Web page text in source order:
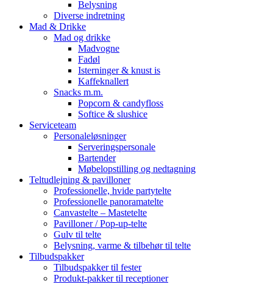
Belysning
Diverse indretning
Mad & Drikke
Mad og drikke
Madvogne
Fadøl
Isterninger & knust is
Kaffeknallert
Snacks m.m.
Popcorn & candyfloss
Softice & slushice
Serviceteam
Personaleløsninger
Serveringspersonale
Bartender
Møbelopstilling og nedtagning
Teltudlejning & pavilloner
Professionelle, hvide partytelte
Professionelle panoramatelte
Canvastelte – Mastetelte
Pavilloner / Pop-up-telte
Gulv til telte
Belysning, varme & tilbehør til telte
Tilbudspakker
Tilbudspakker til fester
Produkt-pakker til receptioner